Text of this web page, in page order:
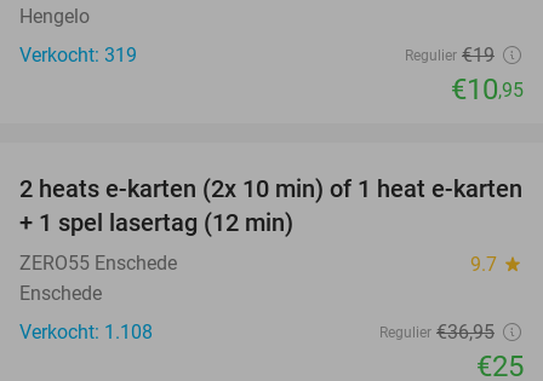
Hengelo
Verkocht: 319
Regulier €19
€10,95
32%
2 heats e-karten (2x 10 min) of 1 heat e-karten
+ 1 spel lasertag (12 min)
ZERO55 Enschede 9.7 star
Enschede
Verkocht: 1.108
Regulier €36,95
€25